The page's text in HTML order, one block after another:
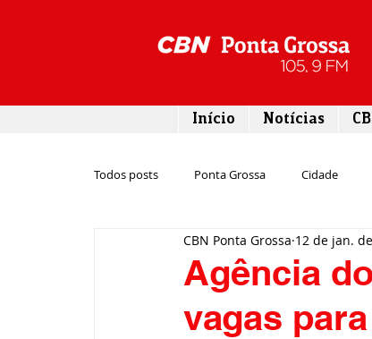
Início Notícias
Todos posts Ponta Grossa Cidade
Emprego Campos Gerais
Rodovias Agronegócio
Agência
vagas
CBN Ponta Grossa 12 de jan.